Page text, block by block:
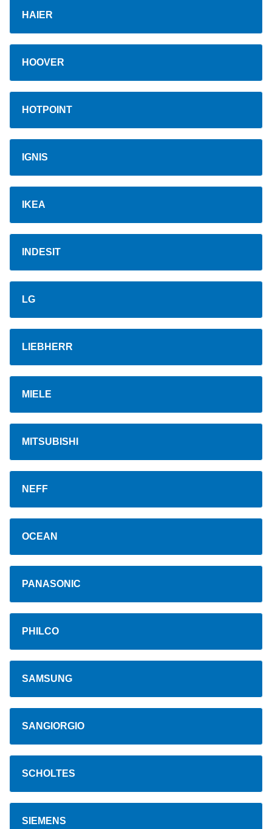
HAIER
HOOVER
HOTPOINT
IGNIS
IKEA
INDESIT
LG
LIEBHERR
MIELE
MITSUBISHI
NEFF
OCEAN
PANASONIC
PHILCO
SAMSUNG
SANGIORGIO
SCHOLTES
SIEMENS